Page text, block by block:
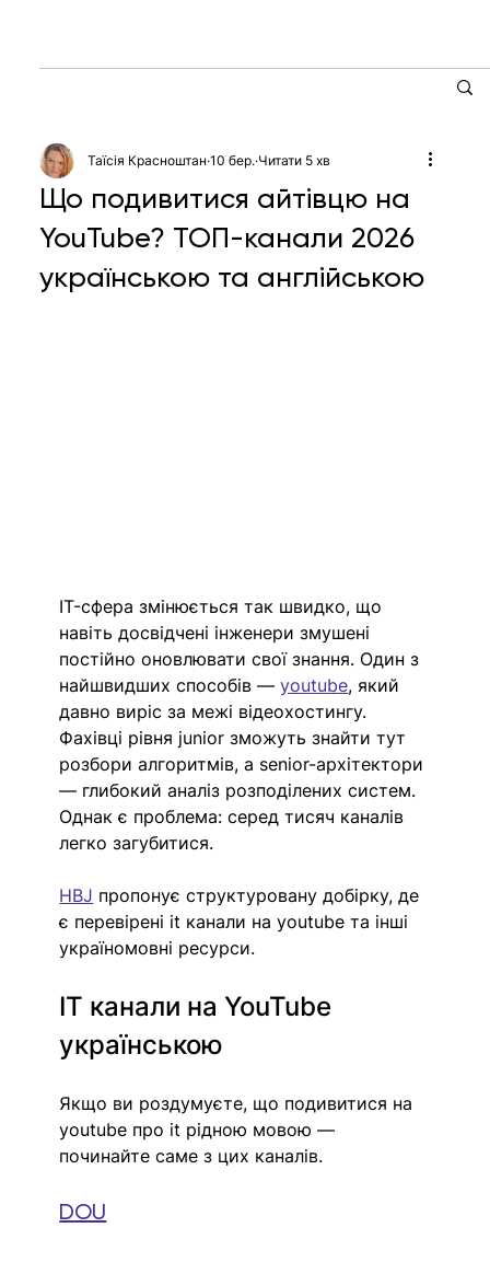
Що подивитися айтівцю на
YouTube? ТОП-канали 2026
українською та англійською
Таїсія Красноштан 10 бер. Читати 5 хв
IT-сфера змінюється так швидко, що
навіть досвідчені інженери змушені
постійно оновлювати свої знання. Один з
найшвидших способів — youtube, який
давно виріс за межі відеохостингу.
Фахівці рівня junior зможуть знайти тут
розбори алгоритмів, а senior-архітектори
— глибокий аналіз розподілених систем.
Однак є проблема: серед тисяч каналів
легко загубитися.
HBJ пропонує структуровану добірку, де
є перевірені it канали на youtube та інші
україномовні ресурси.
IT канали на YouTube
українською
Якщо ви роздумуєте, що подивитися на
youtube про it рідною мовою —
починайте саме з цих каналів.
DOU